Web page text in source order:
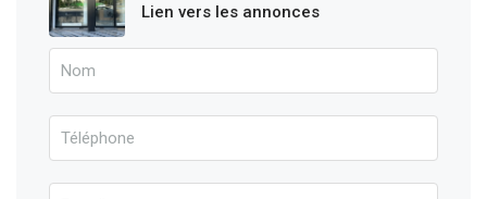
Lien vers les annonces